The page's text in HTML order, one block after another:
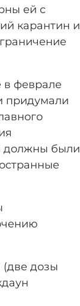
ей с
карантин и
феврале
придумали
должны были
(две дозы